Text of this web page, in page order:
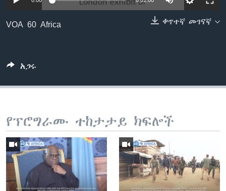
ቀጥተኛ መገናኛ
VOA 60 Africa
አጋሩ
የፕሮግራሙ ተከታታይ ክፍሎች